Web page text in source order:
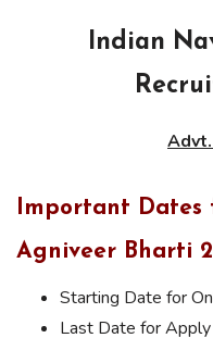
Indian
Important
Agniveer Bharti
Starting Date for
Last Date for Apply